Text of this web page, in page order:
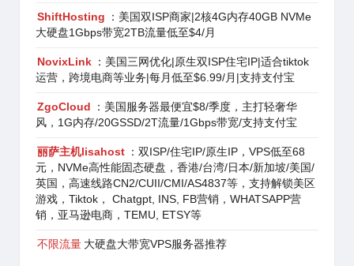
ShiftHosting
：美国双ISP商家|2核4G内存40GB NVMe
大硬盘1Gbps带宽2TB流量低至$4/月
NovixLink ：美国三网优化|原生双ISP住宅IP|适合tiktok
运营，跨境电商等业务|每月低至$6.99/月|支持支付宝
ZgoCloud
：美国服务器最便宜$8/季度，主打轻奢华
风，1G内存/20GSSD/2T流量/1Gbps带宽/支持支付宝
丽萨主机lisahost ：双ISP/住宅IP/原生IP，VPS低至68
元，NVMe高性能固态硬盘，香港/台湾/日本/新加坡/美国/
英国，高速线路CN2/CUII/CMI/AS4837等，支持解锁美区
游戏，Tiktok， Chatgpt, INS, FB营销，WHATSAPP营
销，亚马逊电商，TEMU, ETSY等
不限流量 大硬盘大带宽VPS服务器推荐